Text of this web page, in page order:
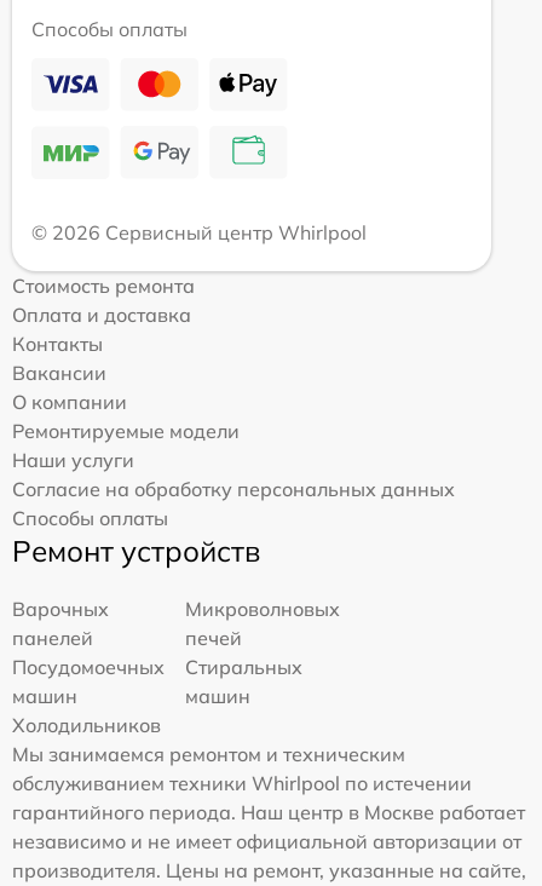
Способы оплаты
© 2026 Сервисный центр Whirlpool
Стоимость ремонта
Оплата и доставка
Контакты
Вакансии
О компании
Ремонтируемые модели
Наши услуги
Согласие на обработку персональных данных
Способы оплаты
Ремонт устройств
Варочных
панелей
Микроволновых
печей
Посудомоечных
машин
Стиральных
машин
Холодильников
Мы занимаемся ремонтом и техническим
обслуживанием техники Whirlpool по истечении
гарантийного периода. Наш центр в Москве работает
независимо и не имеет официальной авторизации от
производителя. Цены на ремонт, указанные на сайте,